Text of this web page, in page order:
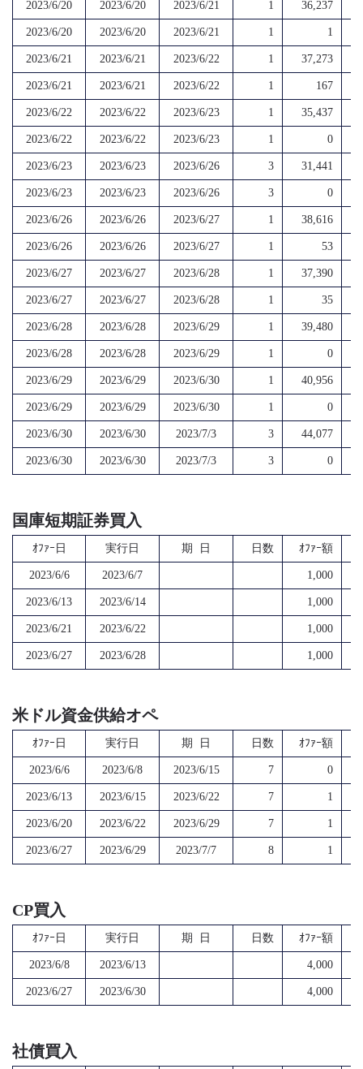
2023/6/20 2023/6/20 2023/6/21 1 36,237
2023/6/20 2023/6/20 2023/6/21 1 1
2023/6/21 2023/6/21 2023/6/22 1 37,273
2023/6/21 2023/6/21 2023/6/22 1 167
2023/6/22 2023/6/22 2023/6/23 1 35,437
2023/6/22 2023/6/22 2023/6/23 1 0
2023/6/23 2023/6/23 2023/6/26 3 31,441
2023/6/23 2023/6/23 2023/6/26 3 0
2023/6/26 2023/6/26 2023/6/27 1 38,616
2023/6/26 2023/6/26 2023/6/27 1 53
2023/6/27 2023/6/27 2023/6/28 1 37,390
2023/6/27 2023/6/27 2023/6/28 1 35
2023/6/28 2023/6/28 2023/6/29 1 39,480
2023/6/28 2023/6/28 2023/6/29 1 0
2023/6/29 2023/6/29 2023/6/30 1 40,956
2023/6/29 2023/6/29 2023/6/30 1 0
2023/6/30 2023/6/30 2023/7/3 3 44,077
2023/6/30 2023/6/30 2023/7/3 3 0
国庫短期証券買入
ｵﾌｧｰ日 実行日 期 日 日数 ｵﾌｧｰ額
2023/6/6 2023/6/7 1,000
2023/6/13 2023/6/14 1,000
2023/6/21 2023/6/22 1,000
2023/6/27 2023/6/28 1,000
米ドル資金供給オペ
ｵﾌｧｰ日 実行日 期 日 日数 ｵﾌｧｰ額
2023/6/6 2023/6/8 2023/6/15 7 0
2023/6/13 2023/6/15 2023/6/22 7 1
2023/6/20 2023/6/22 2023/6/29 7 1
2023/6/27 2023/6/29 2023/7/7 8 1
CP買入
ｵﾌｧｰ日 実行日 期 日 日数 ｵﾌｧｰ額
2023/6/8 2023/6/13 4,000
2023/6/27 2023/6/30 4,000
社債買入